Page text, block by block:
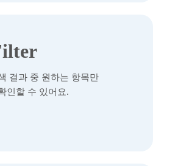
결과 중 원하는 항목만
인할 수 있어요.